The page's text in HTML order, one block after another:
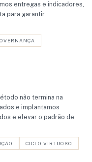
entregas e indicadores,
para garantir
não termina na
e implantamos
e elevar o padrão de
CICLO VIRTUOSO